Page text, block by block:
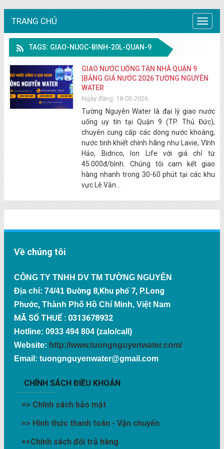
TRANG CHỦ
Trang
chủ
TAGS: GIAO-NUOC-BINH-20L-QUAN-9
GIAO NƯỚC UỐNG TẬN NHÀ QUẬN 9
|BẢNG GIÁ NƯỚC 2026 TƯỜNG NGUYÊN
WATER
Ngày đăng: 18-03-2026
Tường Nguyên Water là đại lý giao nước
uống uy tín tại Quận 9 (TP. Thủ Đức),
chuyên cung cấp các dòng nước khoáng,
nước tinh khiết chính hãng như Lavie, Vĩnh
Hảo, Bidrico, Ion Life với giá chỉ từ
45.000đ/bình. Chúng tôi cam kết giao
hàng nhanh trong 30-60 phút tại các khu
vực Lê Văn...
Về chúng tôi
CÔNG TY TNHH DV TM TƯỜNG NGUYÊN
Địa chỉ: 74/41 Đường 8,Khu phố 7, P.Long
Phước, Thành Phố Hồ Chí Minh, Việt Nam
MÃ SỐ THUẾ : 0313678932
Hotline: 0933 494 804 (zalo/call)
Website: http://www.tuongnguyenwater.com/
Email: tuongnguyenwater@gmail.com
CHÍNH SÁCH ĐIỀU KHOẢN
=> Chính sách bảo mật
=> Hình thức thanh toán - Vận chuyển
=>Chính sách đổi trả hàng